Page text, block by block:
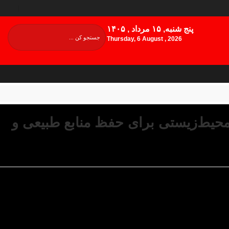
پنج شنبه, ۱۵ مرداد , ۱۴۰۵
Thursday, 6 August , 2026
برای حفظ منابع طبیعی و